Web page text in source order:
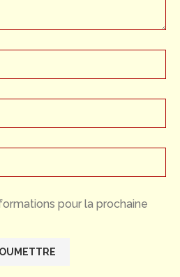
pour la prochaine